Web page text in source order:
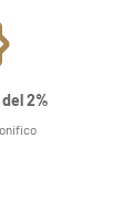
2%